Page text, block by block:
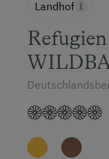
Landhof